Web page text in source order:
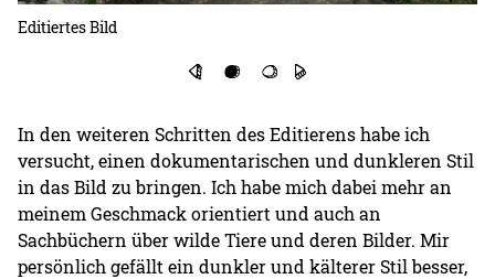
Editiertes Bild
In den weiteren Schritten des Editierens habe ich
versucht, einen dokumentarischen und dunkleren Stil
in das Bild zu bringen. Ich habe mich dabei mehr an
meinem Geschmack orientiert und auch an
Sachbüchern über wilde Tiere und deren Bilder. Mir
persönlich gefällt ein dunkler und kälterer Stil besser,